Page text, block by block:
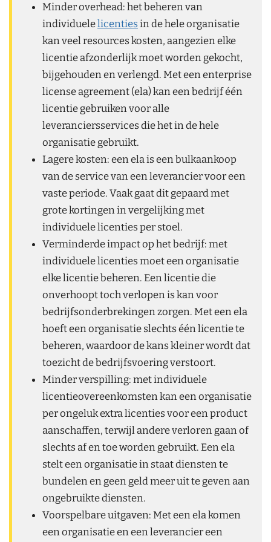
Minder overhead: het beheren van
individuelelicentiesin de hele organisatie
kan veel resources kosten, aangezien elke
licentie afzonderlijk moet worden gekocht,
bijgehouden en verlengd. Met een enterprise
license agreement (ela) kan een bedrijf één
licentie gebruiken voor alle
leveranciersservices die het in de hele
organisatie gebruikt.
Lagere kosten: een ela is een bulkaankoop
van de service van een leverancier voor een
vaste periode. Vaak gaat dit gepaard met
grote kortingen in vergelijking met
individuele licenties per stoel.
Verminderde impact op het bedrijf: met
individuele licenties moet een organisatie
elke licentie beheren. Een licentie die
onverhoopt toch verlopen is kan voor
bedrijfsonderbrekingen zorgen. Met een ela
hoeft een organisatie slechts één licentie te
beheren, waardoor de kans kleiner wordt dat
toezicht de bedrijfsvoering verstoort.
Minder verspilling: met individuele
licentieovereenkomsten kan een organisatie
per ongeluk extra licenties voor een product
aanschaffen, terwijl andere verloren gaan of
slechts af en toe worden gebruikt. Een ela
stelt een organisatie in staat diensten te
bundelen en geen geld meer uit te geven aan
ongebruikte diensten.
Voorspelbare uitgaven: Met een ela komen
een organisatie en een leverancier een